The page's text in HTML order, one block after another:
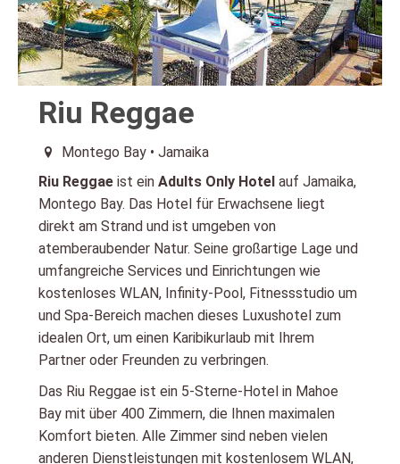
Riu Reggae
Montego Bay • Jamaika
Riu Reggae ist ein Adults Only Hotel auf Jamaika,
Montego Bay. Das Hotel für Erwachsene liegt
direkt am Strand und ist umgeben von
atemberaubender Natur. Seine großartige Lage und
umfangreiche Services und Einrichtungen wie
kostenloses WLAN, Infinity-Pool, Fitnessstudio um
und Spa-Bereich machen dieses Luxushotel zum
idealen Ort, um einen Karibikurlaub mit Ihrem
Partner oder Freunden zu verbringen.
Das Riu Reggae ist ein 5-Sterne-Hotel in Mahoe
Bay mit über 400 Zimmern, die Ihnen maximalen
Komfort bieten. Alle Zimmer sind neben vielen
anderen Dienstleistungen mit kostenlosem WLAN,